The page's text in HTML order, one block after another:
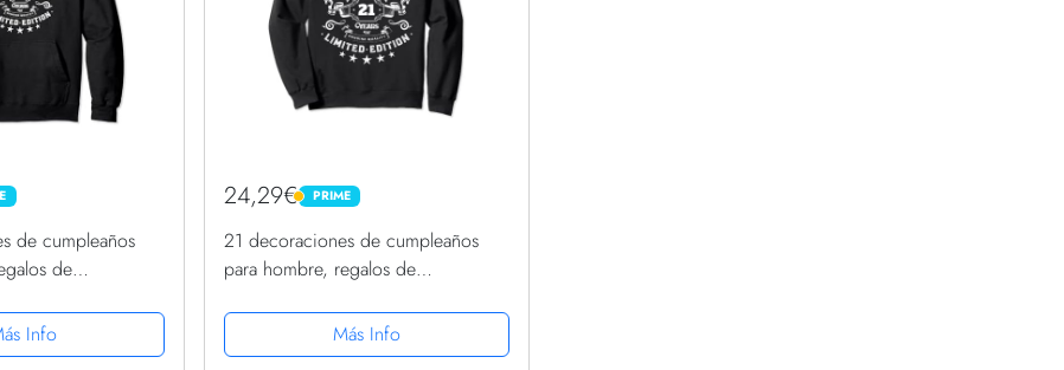
de cumpleaños
de
Info
24,29€ PRIME
PRIME
21 decoraciones de cumpleaños
para hombre, regalos de
Más Info